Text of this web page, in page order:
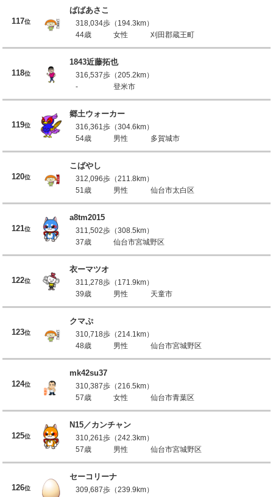
117位
ばばあさこ
318,034歩（194.3km）
44歳
女性 刈田郡蔵王町
118位
1843近藤拓也
316,537歩（205.2km）
-
登米市
119位
郷土ウォーカー
316,361歩（304.6km）
54歳
男性 多賀城市
120位
こばやし
312,096歩（211.8km）
51歳
男性 仙台市太白区
121位
a8tm2015
311,502歩（308.5km）
37歳
仙台市宮城野区
122位
衣ーマツオ
311,278歩（171.9km）
39歳
男性 天童市
123位
クマぷ
310,718歩（214.1km）
48歳
男性 仙台市宮城野区
124位
mk42su37
310,387歩（216.5km）
57歳
女性 仙台市青葉区
125位
N15／カンチャン
310,261歩（242.3km）
57歳
男性 仙台市宮城野区
126位
セーコリーナ
309,687歩（239.9km）